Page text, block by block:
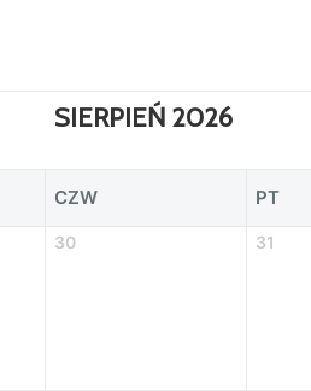
SIERPIEŃ 2026
CZW PT
30 31